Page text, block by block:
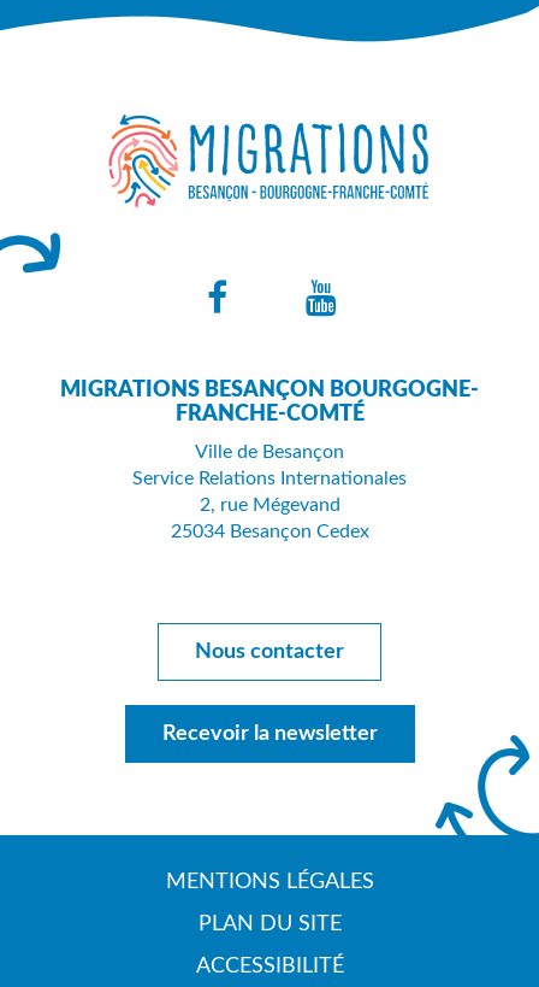
le
compte
Facebook
la
MIGRATIONS BESANÇON BOURGOGNE-
FRANCHE-COMTÉ
Ville de Besançon
Service Relations Internationales
2, rue Mégevand
25034 Besançon Cedex
Nous contacter
Recevoir la newsletter
MENTIONS LÉGALES
PLAN DU SITE
ACCESSIBILITÉ